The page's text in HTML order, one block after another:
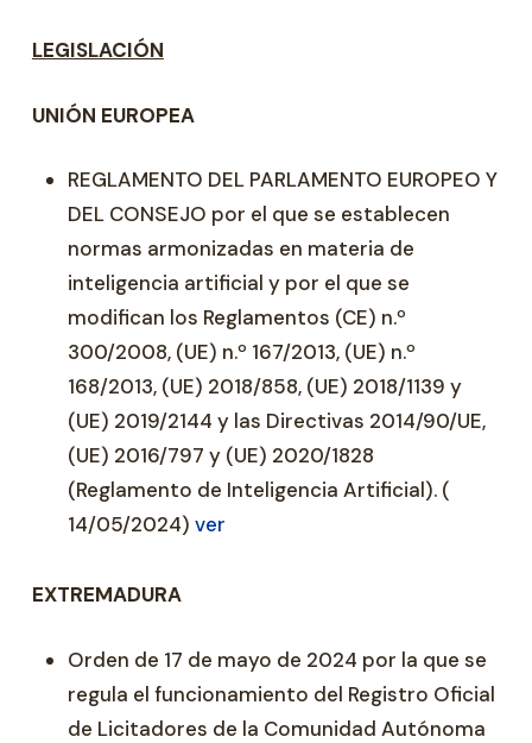
LEGISLACIÓN
UNIÓN EUROPEA
REGLAMENTO DEL PARLAMENTO EUROPEO Y
DEL CONSEJO por el que se establecen
normas armonizadas en materia de
inteligencia artificial y por el que se
modifican los Reglamentos (CE) n.º
300/2008, (UE) n.º 167/2013, (UE) n.º
168/2013, (UE) 2018/858, (UE) 2018/1139 y
(UE) 2019/2144 y las Directivas 2014/90/UE,
(UE) 2016/797 y (UE) 2020/1828
(Reglamento de Inteligencia Artificial). (
14/05/2024) ver
EXTREMADURA
Orden de 17 de mayo de 2024 por la que se
regula el funcionamiento del Registro Oficial
de Licitadores de la Comunidad Autónoma